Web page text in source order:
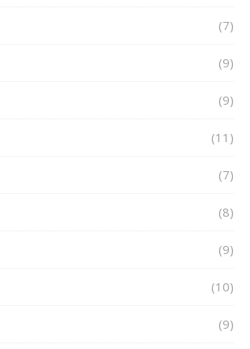
(7)
(9)
(9)
(11)
(7)
(8)
(9)
(10)
(9)